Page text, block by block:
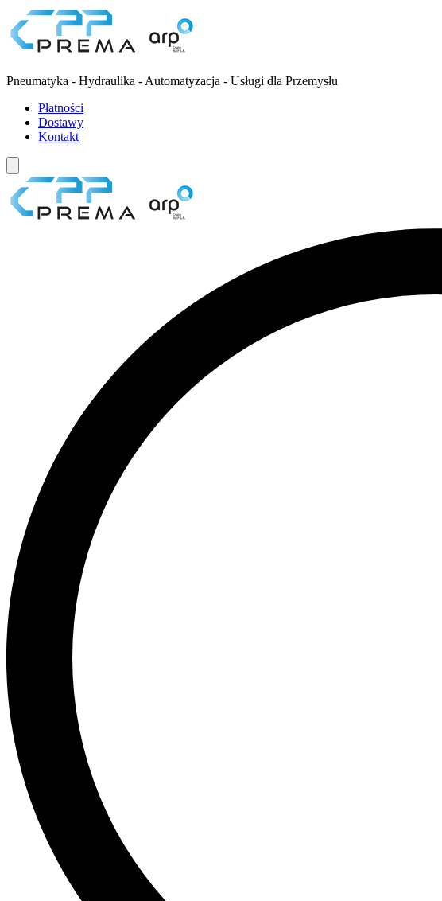
Pneumatyka - Hydraulika - Automatyzacja - Usługi dla Przemysłu
Płatności
Dostawy
Kontakt